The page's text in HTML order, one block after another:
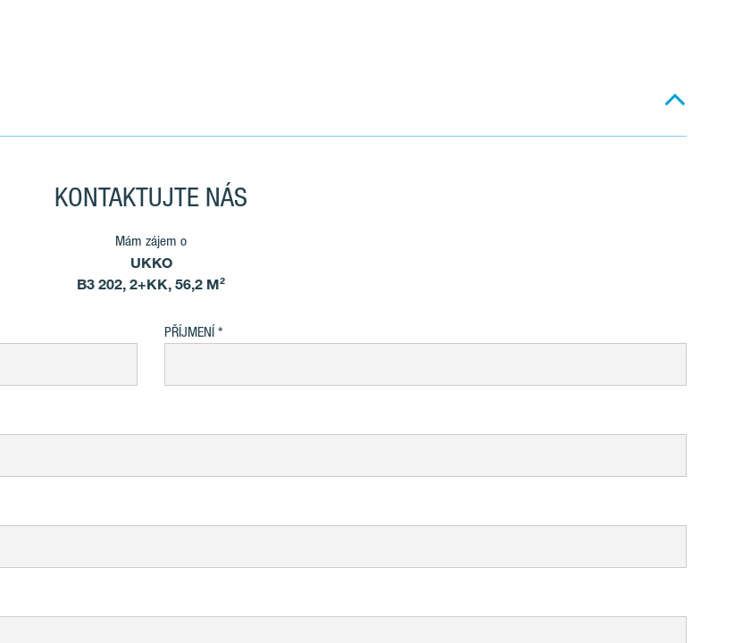
KONTAKTUJTE NÁS
Mám zájem o
UKKO
B3 202, 2+KK, 56,2 M²
PŘÍJMENÍ